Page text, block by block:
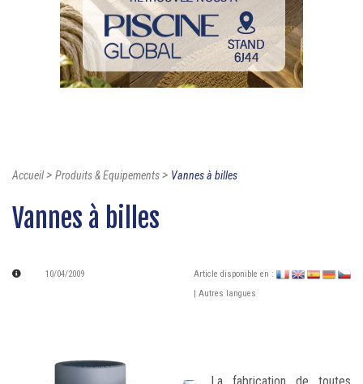
Accueil> Produits & Equipements> Vannes à billes
Vannes à billes
10/04/2009
Article disponible en :
| Autres langues